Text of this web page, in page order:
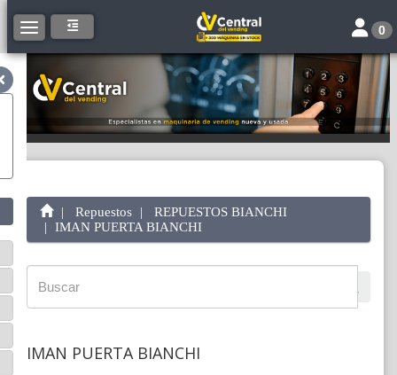
Toggle navigation Toggle
0
Repuestos
REPUESTOS BIANCHI
IMAN PUERTA BIANCHI
IMAN PUERTA BIANCHI